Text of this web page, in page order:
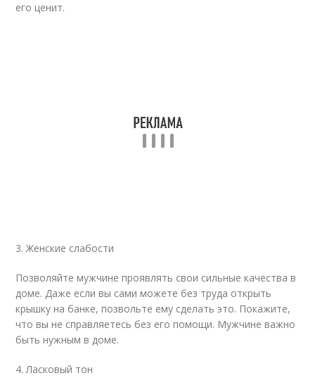
его ценит.
3. Женские слабости
Позволяйте мужчине проявлять свои сильные качества в
доме. Даже если вы сами можете без труда открыть
крышку на банке, позвольте ему сделать это. Покажите,
что вы не справляетесь без его помощи. Мужчине важно
быть нужным в доме.
4. Ласковый тон